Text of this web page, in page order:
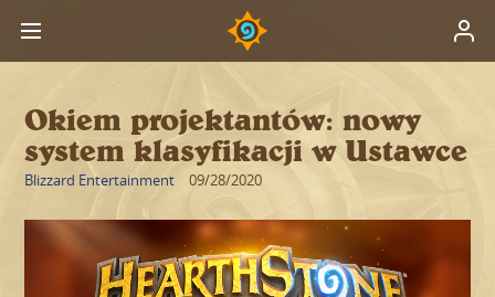
Okiem projektantów: nowy
system klasyfikacji w Ustawce
Blizzard Entertainment 09/28/2020